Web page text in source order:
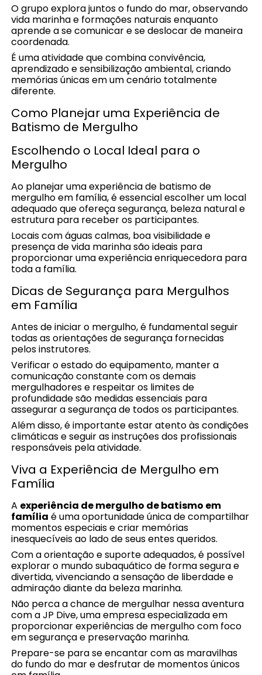
O grupo explora juntos o fundo do mar, observando
vida marinha e formações naturais enquanto
aprende a se comunicar e se deslocar de maneira
coordenada.
É uma atividade que combina convivência,
aprendizado e sensibilização ambiental, criando
memórias únicas em um cenário totalmente
diferente.
Como Planejar uma Experiência de
Batismo de Mergulho
Escolhendo o Local Ideal para o
Mergulho
Ao planejar uma experiência de batismo de
mergulho em família, é essencial escolher um local
adequado que ofereça segurança, beleza natural e
estrutura para receber os participantes.
Locais com águas calmas, boa visibilidade e
presença de vida marinha são ideais para
proporcionar uma experiência enriquecedora para
toda a família.
Dicas de Segurança para Mergulhos
em Família
Antes de iniciar o mergulho, é fundamental seguir
todas as orientações de segurança fornecidas
pelos instrutores.
Verificar o estado do equipamento, manter a
comunicação constante com os demais
mergulhadores e respeitar os limites de
profundidade são medidas essenciais para
assegurar a segurança de todos os participantes.
Além disso, é importante estar atento às condições
climáticas e seguir as instruções dos profissionais
responsáveis pela atividade.
Viva a Experiência de Mergulho em
Família
A experiência de mergulho de batismo em
família é uma oportunidade única de compartilhar
momentos especiais e criar memórias
inesquecíveis ao lado de seus entes queridos.
Com a orientação e suporte adequados, é possível
explorar o mundo subaquático de forma segura e
divertida, vivenciando a sensação de liberdade e
admiração diante da beleza marinha.
Não perca a chance de mergulhar nessa aventura
com a JP Dive, uma empresa especializada em
proporcionar experiências de mergulho com foco
em segurança e preservação marinha.
Prepare-se para se encantar com as maravilhas
do fundo do mar e desfrutar de momentos únicos